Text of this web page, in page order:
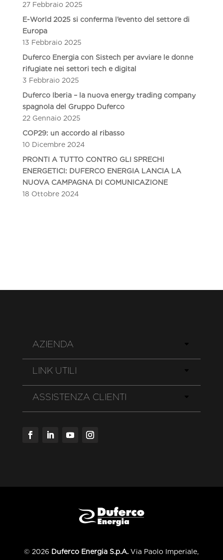
27 Febbraio 2025
E-World 2025 si conferma l’evento del settore di
Europa
13 Febbraio 2025
Duferco Energia con Sistech per avviare le donne
rifugiate nei settori tech e digital
3 Febbraio 2025
Duferco Iberia – la nuova energy trading company
spagnola del Gruppo Duferco
22 Gennaio 2025
COP29: un accordo al ribasso
10 Dicembre 2024
PRONTI A TUTTO CONTRO GLI SPRECHI
ENERGETICI: DUFERCO ENERGIA LANCIA LA
NUOVA CAMPAGNA DI COMUNICAZIONE
18 Ottobre 2024
AZIENDA
LINK UTILI
ASSISTENZA CLIENTI
© 2026 Duferco Energia S.p.A. Via Paolo Imperiale,